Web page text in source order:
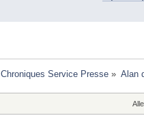
Chroniques Service Presse » Alan